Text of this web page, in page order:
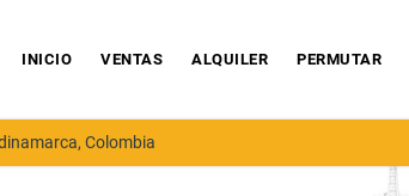
INICIO VENTAS ALQUILER PERMUTAR
Colombia